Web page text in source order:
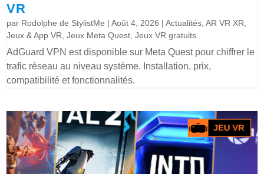
VR
par Rodolphe de StylistMe |Août 4, 2026 |Actualités ,AR VR XR
Jeux & App VR ,Jeux Meta Quest ,Jeux VR gratuits
AdGuard VPN est disponible sur Meta Quest pour chiffrer le
trafic réseau au niveau système. Installation, prix,
compatibilité et fonctionnalités.